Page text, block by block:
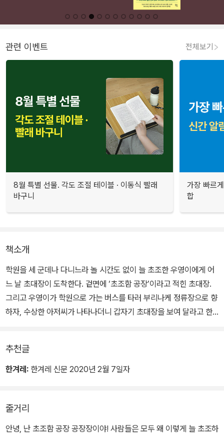
관련 이벤트 전체보기
8월 특별 선물. 각도 조절 테이블 · 이동식 빨래
바구니
가장 빠르
합
책소개
학원을 세 군데나 다니느라 놀 시간도 없이 늘 초조한 우영이에게 어
느 날 초대장이 도착한다. 겉면에 ‘초조함 공장’이라고 적힌 초대장.
그리고 우영이가 학원으로 가는 버스를 타러 부리나케 정류장으로 향
하자, 수상한 아저씨가 나타나더니 갑자기 초대장을 보여 달라고 한
추천글
한겨레: 한겨레 신문 2020년 2월 7일자
줄거리
안녕, 난 초조함 공장 공장장이야! 사람들은 모두 왜 이렇게 늘 초조하